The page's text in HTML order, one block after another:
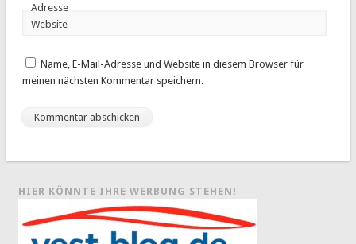
Adresse
Website
Name, E-Mail-Adresse und Website in diesem Browser für
meinen nächsten Kommentar speichern.
HIER KÖNNTE IHRE WERBUNG STEHEN!